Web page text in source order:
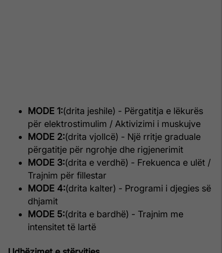
MODE 1:(drita jeshile) - Përgatitja e lëkurës
për elektrostimulim / Aktivizimi i muskujve
MODE 2:(drita vjollcë) - Një rritje graduale
përgatitje për ngrohje dhe rigjenerimit
MODE 3:(drita e verdhë) - Frekuenca e ulët /
Trajnim për fillestar
MODE 4:(drita kalter) - Programi i djegies së
dhjamit
MODE 5:(drita e bardhë) - Trajnim me
intensitet të lartë